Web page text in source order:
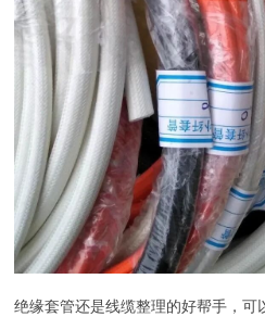
绝缘套管还是线缆整理的好帮手，可